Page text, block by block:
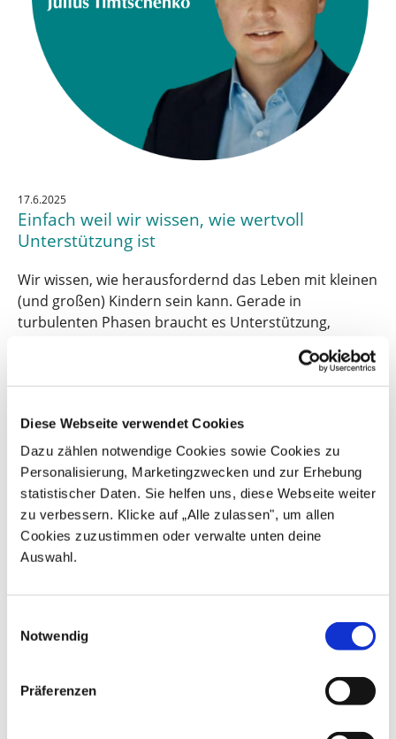
Diese Webseite verwendet Cookies
Dazu zählen notwendige Cookies sowie Cookies zu
Personalisierung, Marketingzwecken und zur Erhebung
statistischer Daten. Sie helfen uns, diese Webseite weiter
zu verbessern. Klicke auf „Alle zulassen", um allen
Cookies zuzustimmen oder verwalte unten deine
Auswahl.
Notwendig
Präferenzen
17.6.2025
Einfach weil wir wissen, wie wertvoll
Unterstützung ist
Wir wissen, wie herausfordernd das Leben mit kleinen
(und großen) Kindern sein kann. Gerade in
turbulenten Phasen braucht es Unterstützung,